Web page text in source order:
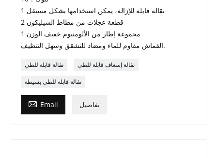
1 نقالة قابلة للإزالة، يمكن استخدامها بشكل مستقل
2 قطعة عجلات من مطاط السيليكون
1 مجموعة إطار من الألومنيوم خفيف الوزن
القماش مقاوم للماء ومضاد للتشقق وسهل التنظيف.
نقالة قابلة للطي نقالة إسعاف قابلة للطي
نقالة قابلة للطي بسيطة
 Email تفاصيل